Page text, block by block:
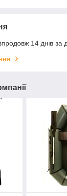
14 днів за